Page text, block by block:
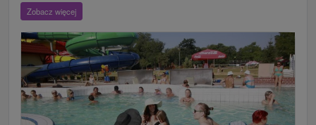
Parki miejskie i zamkowe
Jeziora, jeziora, zbiorniki wodne
Wodospady
Kościoły drewniane
Zamki, pałace, ruiny
Aquaparki, baseny
Źródła Teatry Jaskinie
Jazda konna
Skanseny
Túry a turistické chodníky
Areny laserowe i paintball
Zamki
Chaty górskie Miejsca sakralne
Rafting, rafting, rafting
Wieże obserwacyjne i chodniki
Obiekty architektoniczne
Zobacz więcej